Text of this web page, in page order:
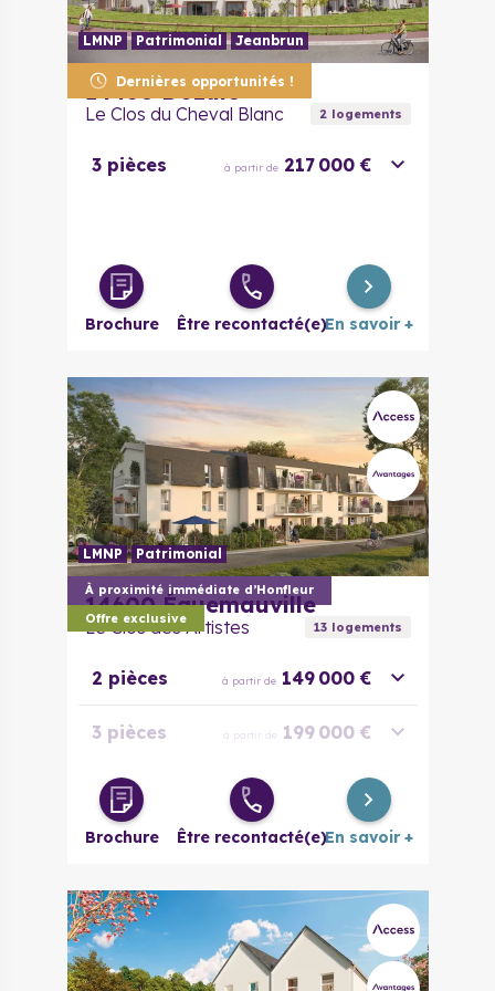
Dernières opportunités !
LMNP Patrimonial Jeanbrun
14430 Dozulé
Le Clos du Cheval Blanc 2logements
3 pièces à partir de 217 000 €
Brochure Être recontacté(e)En savoir +
À proximité immédiate d’Honfleur
Offre exclusive
LMNP Patrimonial
14600 Équemauville
Le Clos des Artistes 13logements
2 pièces à partir de 149 000 €
3 pièces à partir de 199 000 €
Maison 4
pièces
à partir de 295 000 €
Brochure Être recontacté(e)En savoir +